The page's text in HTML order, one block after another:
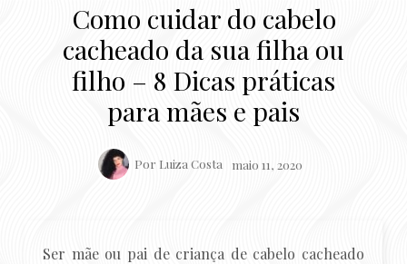
Como cuidar do cabelo
cacheado da sua filha ou
filho – 8 Dicas práticas
para mães e pais
Por Luiza Costa maio 11, 2020
Ser mãe ou pai de criança de cabelo cacheado